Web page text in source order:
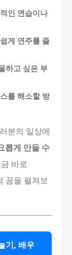
인 연습이나
게 연주를 즐
하고 싶은 부
를 해소할 방
분의 일상에
롭게 만들 수
바로
꿈을 펼쳐보
기, 배우